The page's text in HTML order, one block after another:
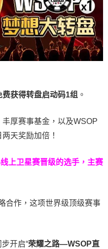
获得转盘启动码1组 。
厚赛事基金，以及WSOP
天奖励加倍！
线上卫星赛晋级的选手，主赛
合作，这项世界级顶级赛事
开启“荣耀之路—WSOP直